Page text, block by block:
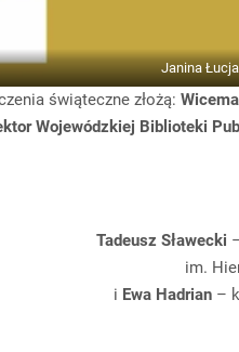
Janina
świąteczne złożą:
Wojewódzkiej Biblioteki
Tadeusz Sławecki
im.
i Ewa Hadrian –